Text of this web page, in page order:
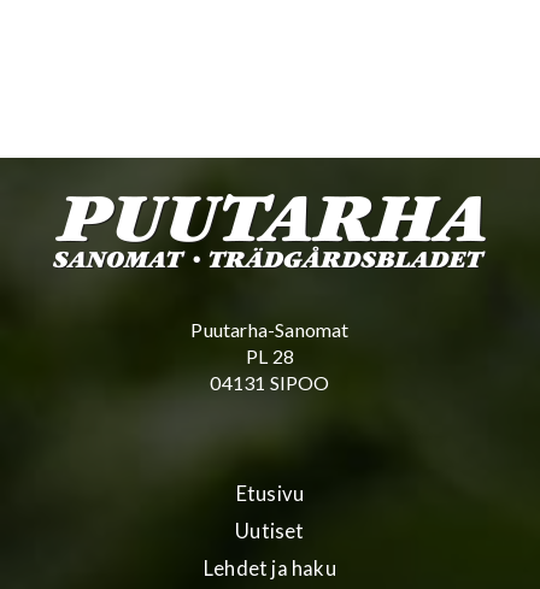
Puutarha-Sanomat
PL 28
04131 SIPOO
Etusivu
Uutiset
Lehdet ja haku